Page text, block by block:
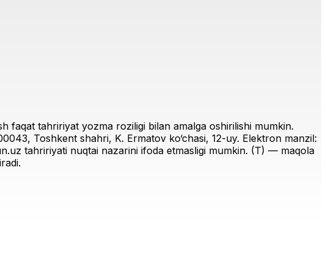
faqat tahririyat yozma roziligi bilan amalga oshirilishi mumkin.
Toshkent shahri, K. Ermatov ko‘chasi, 12-uy. Elektron manzil:
tahririyati nuqtai nazarini ifoda etmasligi mumkin. (T) — maqola